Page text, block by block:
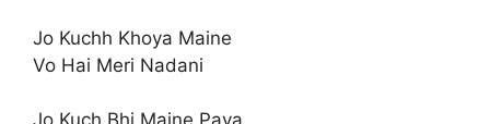
Jo Kuchh Khoya Maine
Vo Hai Meri Nadani
Jo Kuch Bhi Maine Paya